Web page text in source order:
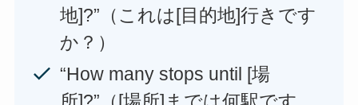
地]?”（これは[目的地]行きです
か？）
“How many stops until [場
所]?”（[場所]までは何駅です